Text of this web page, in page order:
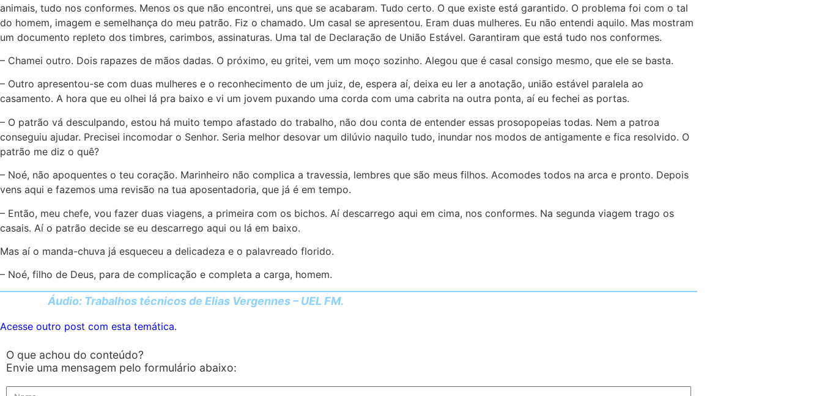
animais, tudo nos conformes. Menos os que não encontrei, uns que se acabaram. Tudo certo. O que existe está garantido. O problema foi com o tal
do homem, imagem e semelhança do meu patrão. Fiz o chamado. Um casal se apresentou. Eram duas mulheres. Eu não entendi aquilo. Mas mostram
um documento repleto dos timbres, carimbos, assinaturas. Uma tal de Declaração de União Estável. Garantiram que está tudo nos conformes.
– Chamei outro. Dois rapazes de mãos dadas. O próximo, eu gritei, vem um moço sozinho. Alegou que é casal consigo mesmo, que ele se basta.
– Outro apresentou-se com duas mulheres e o reconhecimento de um juiz, de, espera aí, deixa eu ler a anotação, união estável paralela ao
casamento. A hora que eu olhei lá pra baixo e vi um jovem puxando uma corda com uma cabrita na outra ponta, aí eu fechei as portas.
– O patrão vá desculpando, estou há muito tempo afastado do trabalho, não dou conta de entender essas prosopopeias todas. Nem a patroa
conseguiu ajudar. Precisei incomodar o Senhor. Seria melhor desovar um dilúvio naquilo tudo, inundar nos modos de antigamente e fica resolvido. O
patrão me diz o quê?
– Noé, não apoquentes o teu coração. Marinheiro não complica a travessia, lembres que são meus filhos. Acomodes todos na arca e pronto. Depois
vens aqui e fazemos uma revisão na tua aposentadoria, que já é em tempo.
– Então, meu chefe, vou fazer duas viagens, a primeira com os bichos. Aí descarrego aqui em cima, nos conformes. Na segunda viagem trago os
casais. Aí o patrão decide se eu descarrego aqui ou lá em baixo.
Mas aí o manda-chuva já esqueceu a delicadeza e o palavreado florido.
– Noé, filho de Deus, para de complicação e completa a carga, homem.
Áudio: Trabalhos técnicos de Elias Vergennes – UEL FM.
Acesse outro post com esta temática.
O que achou do conteúdo?
Envie uma mensagem pelo formulário abaixo: